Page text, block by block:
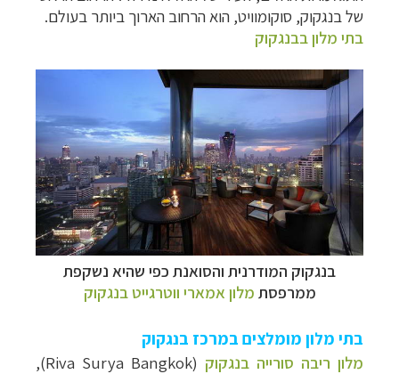
של בנגקוק, סוקומוויט, הוא הרחוב הארוך ביותר בעולם.
בתי מלון בבנגקוק
בנגקוק המודרנית והסואנת כפי שהיא נשקפת
ממרפסת מלון אמארי ווטרגייט בנגקוק
בתי מלון מומלצים במרכז בנגקוק
מלון ריבה סורייה בנגקוק
(Riva Surya Bangkok),